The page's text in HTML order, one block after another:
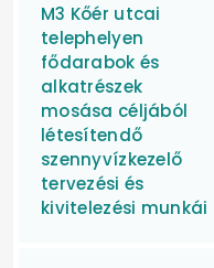
M3 Kőér utcai
telephelyen
fődarabok és
alkatrészek
mosása céljából
létesítendő
szennyvízkezelő
tervezési és
kivitelezési munkái